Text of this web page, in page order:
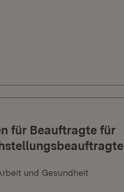
für Beauftragte für
und Gesundheit